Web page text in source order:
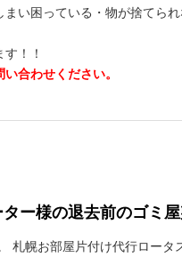
い困っている・物が捨てら
！！
合わせください。
ー様の退去前のゴミ
札幌お部屋片付け代行ロー